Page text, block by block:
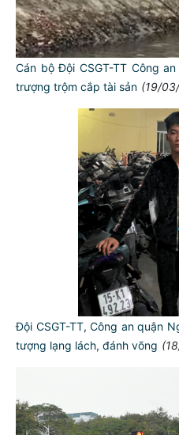
Cán bộ Đội CSGT-TT Công
trượng trộm cắp tài sản (19/
Đội CSGT-TT, Công an quận
tượng lạng lách, đánh võng